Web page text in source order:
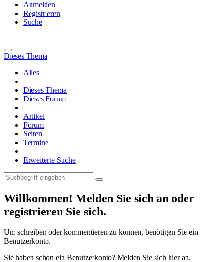
Anmelden
Registrieren
Suche
Dieses Thema
Alles
Dieses Thema
Dieses Forum
Artikel
Forum
Seiten
Termine
Erweiterte Suche
Willkommen! Melden Sie sich an oder
registrieren Sie sich.
Um schreiben oder kommentieren zu können, benötigen Sie ein
Benutzerkonto.
Sie haben schon ein Benutzerkonto? Melden Sie sich hier an.